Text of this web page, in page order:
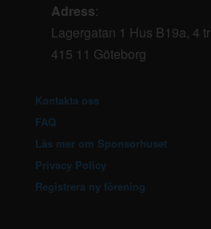
Adress:
Lagergatan 1 Hus B19a, 4 tr
415 11 Göteborg
Kontakta oss
FAQ
Läs mer om Sponsorhuset
Privacy Policy
Registrera ny förening